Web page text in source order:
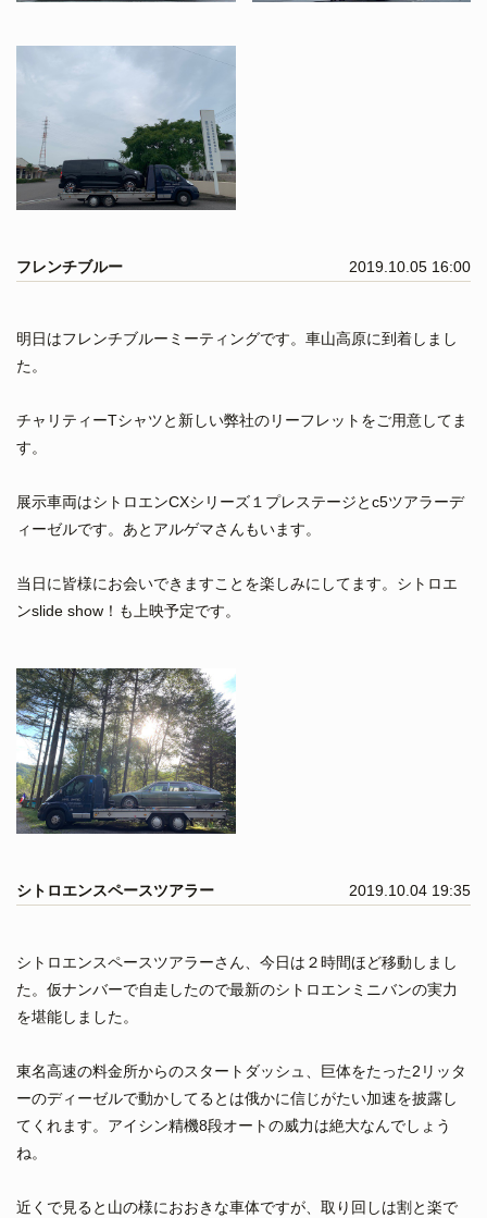
フレンチブルー 2019.10.05 16:00
明日はフレンチブルーミーティングです。車山高原に到着しまし
た。
チャリティーTシャツと新しい弊社のリーフレットをご用意してま
す。
展示車両はシトロエンCXシリーズ１プレステージとc5ツアラーデ
ィーゼルです。あとアルゲマさんもいます。
当日に皆様にお会いできますことを楽しみにしてます。シトロエ
ンslide show！も上映予定です。
シトロエンスペースツアラー 2019.10.04 19:35
シトロエンスペースツアラーさん、今日は２時間ほど移動しまし
た。仮ナンバーで自走したので最新のシトロエンミニバンの実力
を堪能しました。
東名高速の料金所からのスタートダッシュ、巨体をたった2リッタ
ーのディーゼルで動かしてるとは俄かに信じがたい加速を披露し
てくれます。アイシン精機8段オートの威力は絶大なんでしょう
ね。
近くで見ると山の様におおきな車体ですが、取り回しは割と楽で